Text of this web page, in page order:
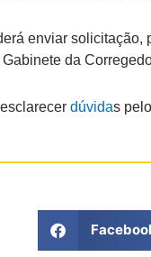
enviar
da
dúvidas